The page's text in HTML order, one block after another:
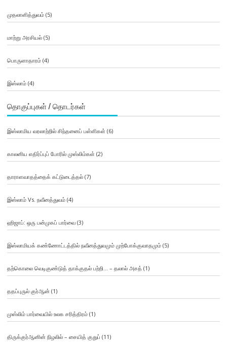
முதலாளித்துவம்(5)
மாற்று அரசியல்(5)
பொருளாதாரம்(4)
இஸ்லாம்(4)
தொகுப்புகள் / தொடர்கள்
இஸ்லாமிய வரலாற்றில் சிந்தனைப் பள்ளிகள் (6)
காலனிய எதிர்ப்புப் போரில் முஸ்லிம்கள் (2)
தாராளவாதத்தைக் கட்டுடைத்தல்(7)
இஸ்லாம் Vs. நவீனத்துவம்(4)
ஹிஜாப்: ஒரு பன்முகப் பார்வை(3)
இஸ்லாமியக் கண்ணோட்டத்தில் நவீனத்துவமும் முற்போக்குவாதமும்(5)
தற்கொலை வெடிகுண்டுத் தாக்குதல் பற்றி… – தலால் அசத் (1)
ததப்புருல் குர்ஆன் (1)
முஸ்லிம் பார்வையில் உலக சரித்திரம்(1)
திருக்குர்ஆனின் நிழலில் – சையித் குதுப் (11)